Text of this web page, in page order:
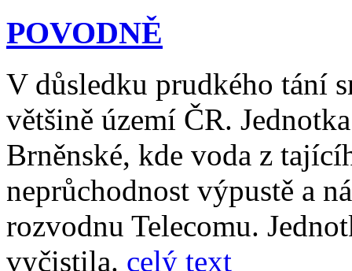
POVODNĚ
V důsledku prudkého tání
většině území ČR.
Brněnské, kde voda z
neprůchodnost výpustě a
rozvodnu Telecomu.
vyčistila. celý text